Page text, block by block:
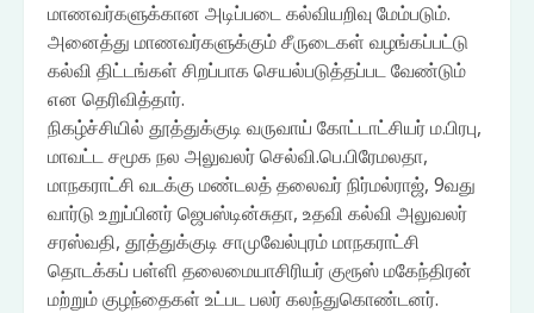
மாணவர்களுக்கான அடிப்படை கல்வியறிவு மேம்படும்.
அனைத்து மாணவர்களுக்கும் சீருடைகள் வழங்கப்பட்டு
கல்வி திட்டங்கள் சிறப்பாக செயல்படுத்தப்பட வேண்டும்
என தெரிவித்தார்.
நிகழ்ச்சியில் தூத்துக்குடி வருவாய் கோட்டாட்சியர் ம.பிரபு,
மாவட்ட சமூக நல அலுவலர் செல்வி.பெ.பிரேமலதா,
மாநகராட்சி வடக்கு மண்டலத் தலைவர் நிர்மல்ராஜ், 9வது
வார்டு உறுப்பினர் ஜெபஸ்டின்சுதா, உதவி கல்வி அலுவலர்
சரஸ்வதி, தூத்துக்குடி சாமுவேல்புரம் மாநகராட்சி
தொடக்கப் பள்ளி தலைமையாசிரியர் குரூஸ் மகேந்திரன்
மற்றும் குழந்தைகள் உட்பட பலர் கலந்துகொண்டனர்.